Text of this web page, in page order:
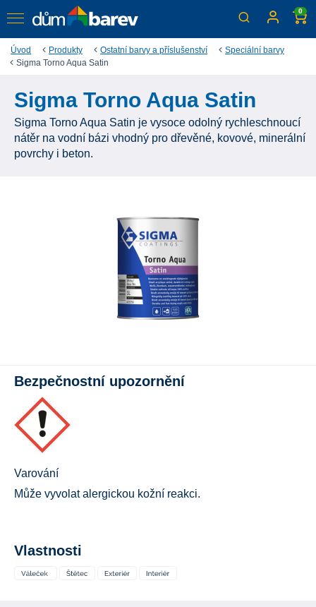
0
Úvod Produkty Ostatní barvy a příslušenství
Speciální barvy
Sigma Torno Aqua Satin
Sigma Torno Aqua Satin
Sigma Torno Aqua Satin je vysoce odolný rychleschnoucí
nátěr na vodní bázi vhodný pro dřevěné, kovové, minerální
povrchy i beton.
Bezpečnostní upozornění
Varování
Může vyvolat alergickou kožní reakci.
Vlastnosti